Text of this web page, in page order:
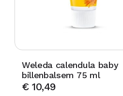
Weleda calendula baby
billenbalsem 75 ml
€10,49